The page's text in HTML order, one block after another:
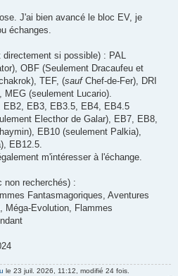
J'ai bien avancé le bloc EV, je
échanges.
directement si possible) : PAL
OBF (Seulement Dracaufeu et
TEF, (sauf Chef-de-Fer), DRI
MEG (seulement Lucario).
EB2, EB3, EB3.5, EB4, EB4.5
Electhor de Galar), EB7, EB8,
EB10 (seulement Palkia),
EB12.5.
m'intéresser à l'échange.
non recherchés) :
Fantasmagoriques, Aventures
Méga-Evolution, Flammes
le 23 juil. 2026, 11:12, modifié 24 fois.